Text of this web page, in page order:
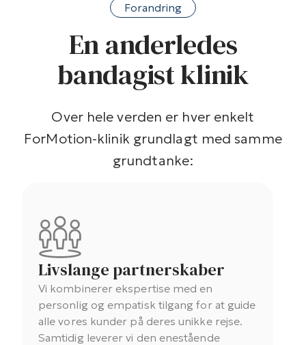
Forandring
En anderledes
bandagist klinik
Over hele verden er hver enkelt
ForMotion-klinik grundlagt med samme
grundtanke:
Livslange partnerskaber
Vi kombinerer ekspertise med en
personlig og empatisk tilgang for at guide
alle vores kunder på deres unikke rejse.
Samtidig leverer vi den enestående